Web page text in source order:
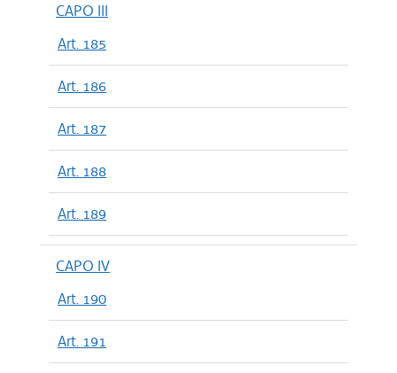
CAPO III
Art. 185
Art. 186
Art. 187
Art. 188
Art. 189
CAPO IV
Art. 190
Art. 191